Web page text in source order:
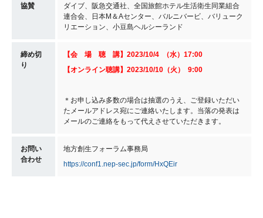
協賛
ダイブ、阪急交通社、全国旅館ホテル生活衛生同業組合
連合会、日本M＆Aセンター、バルニバービ、バリューク
リエーション、小豆島ヘルシーランド
締め切
り
【会 場 聴 講】2023/10/4 （水）17:00
【オンライン聴講】2023/10/10（火） 9:00
＊お申し込み多数の場合は抽選のうえ、ご登録いただい
たメールアドレス宛にご連絡いたします。当落の発表は
メールのご連絡をもって代えさせていただきます。
お問い
合わせ
地方創生フォーラム事務局
https://conf1.nep-sec.jp/form/HxQEir